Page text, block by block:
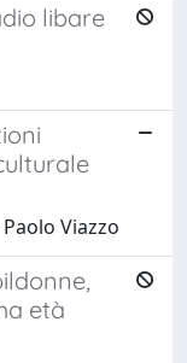
libare
Viazzo
età